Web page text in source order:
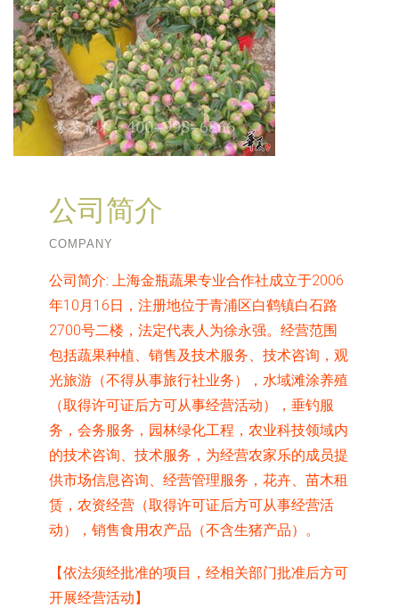
公司简介
COMPANY
公司简介: 上海金瓶蔬果专业合作社成立于2006
年10月16日，注册地位于青浦区白鹤镇白石路
2700号二楼，法定代表人为徐永强。经营范围
包括蔬果种植、销售及技术服务、技术咨询，观
光旅游（不得从事旅行社业务），水域滩涂养殖
（取得许可证后方可从事经营活动），垂钓服
务，会务服务，园林绿化工程，农业科技领域内
的技术咨询、技术服务，为经营农家乐的成员提
供市场信息咨询、经营管理服务，花卉、苗木租
赁，农资经营（取得许可证后方可从事经营活
动），销售食用农产品（不含生猪产品）。
【依法须经批准的项目，经相关部门批准后方可
开展经营活动】